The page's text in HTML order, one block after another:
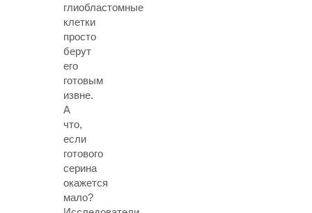
глиобластомные
клетки
просто
берут
его
готовым
извне.
А
что,
если
готового
серина
окажется
мало?